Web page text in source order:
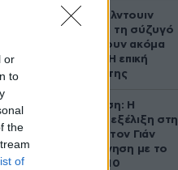
or
to
the
of
Ο Άλεκ Μπάλντουιν
ζήτησε από τη σύζυγό
του να κάνουν ακόμα
ένα παιδί – Η επική
αντίδρασή της
Αθηνά Ωνάση: Η
απρόσμενη εξέλιξη στη
διαμάχη με τον Γιάν
Τοπς – Η κίνηση με το
άλογο των 10